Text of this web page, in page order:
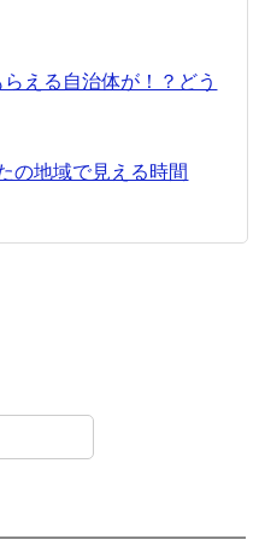
える自治体が！？どう
の地域で見える時間